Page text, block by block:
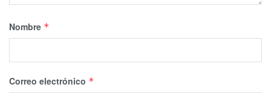
Nombre *
Correo electrónico *